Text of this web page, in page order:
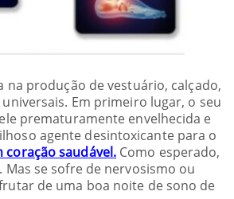
produção de vestuário, calçado,
Em primeiro lugar, o seu
prematuramente envelhecida e
agente desintoxicante para o
saudável. Como esperado,
se sofre de nervosismo ou
de uma boa noite de sono de